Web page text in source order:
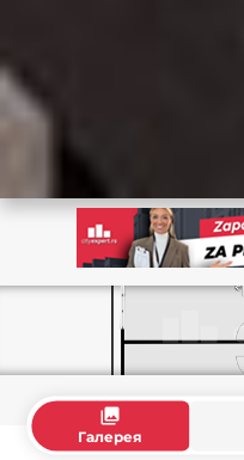
collections
Галерея